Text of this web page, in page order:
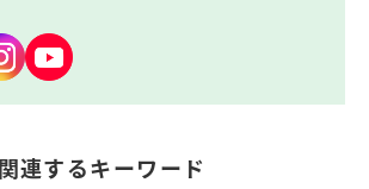
関連するキーワード